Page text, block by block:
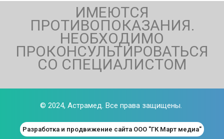
ИМЕЮТСЯ
ПРОТИВОПОКАЗАНИЯ.
НЕОБХОДИМО
ПРОКОНСУЛЬТИРОВАТЬСЯ
СО СПЕЦИАЛИСТОМ
© 2024, Астрамед. Все права защищены.
Разработка и продвижение сайта ООО "ГК Март медиа"